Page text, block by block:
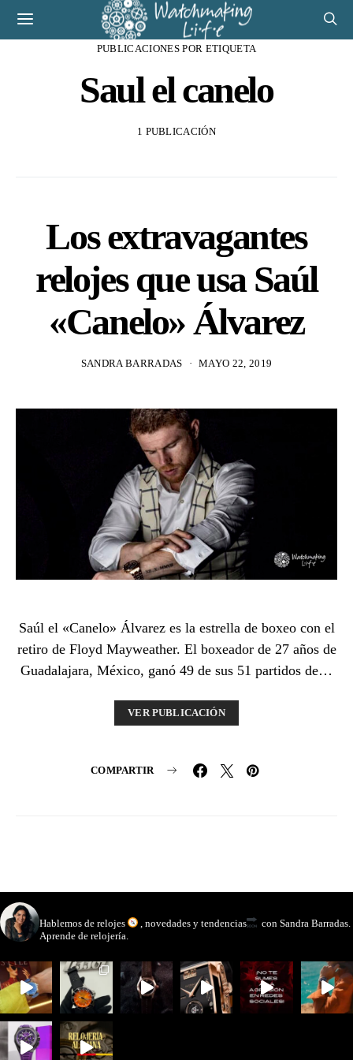
PUBLICACIONES POR ETIQUETA
Saul el canelo
1 PUBLICACIÓN
Los extravagantes
relojes que usa Saúl
«Canelo» Álvarez
SANDRA BARRADAS MAYO 22, 2019
Saúl el «Canelo» Álvarez es la estrella de boxeo con el
retiro de Floyd Mayweather. El boxeador de 27 años de
Guadalajara, México, ganó 49 de sus 51 partidos de…
VER PUBLICACIÓN
COMPARTIR
Hablemos de relojes , novedades y tendencias
con Sandra Barradas.
Aprende de relojería.